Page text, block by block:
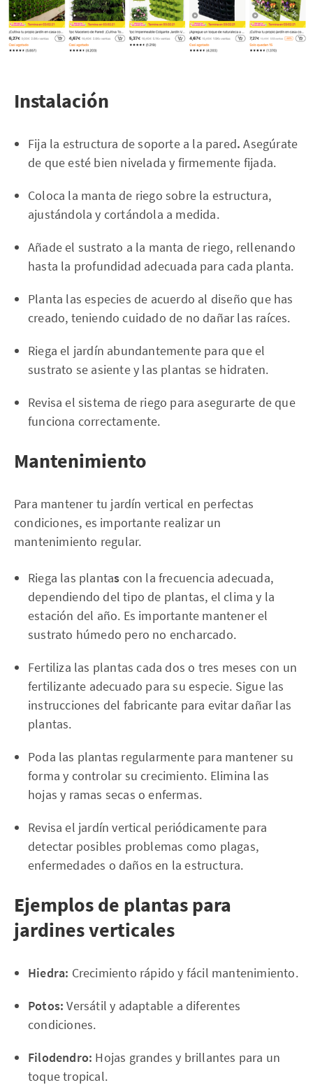
Instalación
Fija la estructura de soporte a la pared. Asegúrate
de que esté bien nivelada y firmemente fijada.
Coloca la manta de riego sobre la estructura,
ajustándola y cortándola a medida.
Añade el sustrato a la manta de riego, rellenando
hasta la profundidad adecuada para cada planta.
Planta las especies de acuerdo al diseño que has
creado, teniendo cuidado de no dañar las raíces.
Riega el jardín abundantemente para que el
sustrato se asiente y las plantas se hidraten.
Revisa el sistema de riego para asegurarte de que
funciona correctamente.
Mantenimiento
Para mantener tu jardín vertical en perfectas
condiciones, es importante realizar un
mantenimiento regular.
Riega las plantas con la frecuencia adecuada,
dependiendo del tipo de plantas, el clima y la
estación del año. Es importante mantener el
sustrato húmedo pero no encharcado.
Fertiliza las plantas cada dos o tres meses con un
fertilizante adecuado para su especie. Sigue las
instrucciones del fabricante para evitar dañar las
plantas.
Poda las plantas regularmente para mantener su
forma y controlar su crecimiento. Elimina las
hojas y ramas secas o enfermas.
Revisa el jardín vertical periódicamente para
detectar posibles problemas como plagas,
enfermedades o daños en la estructura.
Ejemplos de plantas para
jardines verticales
Hiedra: Crecimiento rápido y fácil mantenimiento.
Potos: Versátil y adaptable a diferentes
condiciones.
Filodendro: Hojas grandes y brillantes para un
toque tropical.